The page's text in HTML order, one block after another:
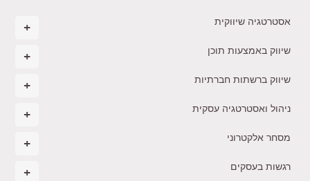
אסטרטגיה שיווקית
שיווק באמצעות תוכן
שיווק ברשתות חברתיות
ניהול ואסטרטגיה עסקית
מסחר אלקטרוני
רגשות בעסקים